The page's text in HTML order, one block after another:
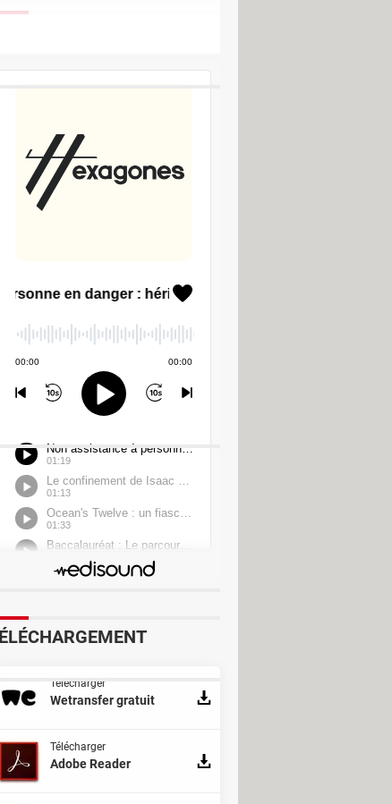
Android
Télécharger
Wetransfer gratuit
Télécharger
Adobe Reader